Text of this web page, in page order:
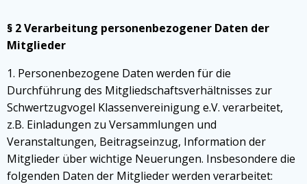
§ 2 Verarbeitung personenbezogener Daten der
Mitglieder
1. Personenbezogene Daten werden für die
Durchführung des Mitgliedschaftsverhältnisses zur
Schwertzugvogel Klassenvereinigung e.V. verarbeitet,
z.B. Einladungen zu Versammlungen und
Veranstaltungen, Beitragseinzug, Information der
Mitglieder über wichtige Neuerungen. Insbesondere die
folgenden Daten der Mitglieder werden verarbeitet: